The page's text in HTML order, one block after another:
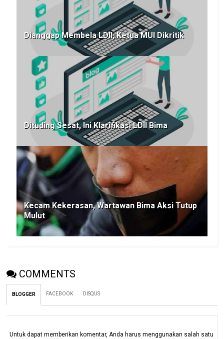
Dianggap Membela LDII, Ketua MUI Dikritik
Dituding Sesat, Ini Klarifikasi LDII Bima
Kecam Kekerasan, Wartawan Bima Aksi Tutup
Mulut
COMMENTS
BLOGGER FACEBOOK DISQUS
Untuk dapat memberikan komentar, Anda harus menggunakan salah satu